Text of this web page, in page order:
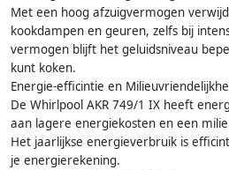
Met een hoog afzuigvermogen
kookdampen en geuren, zelfs bij
vermogen blijft het geluidsniveau
kunt koken.
Energie-efficintie en
De Whirlpool AKR 749/1 IX heeft
aan lagere energiekosten en een
Het jaarlijkse energieverbruik is
je energierekening.